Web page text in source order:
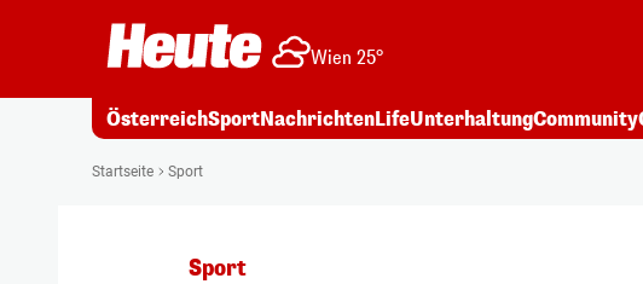
Wien 25°
ÖsterreichSportNachrichtenLifeUnterhaltungCommunity
Startseite Sport
Sport